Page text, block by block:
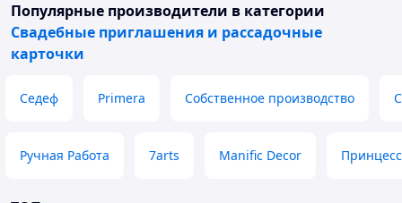
Популярные производители в категории
Свадебные приглашения и рассадочные
карточки
Седеф Primera Собственное производство
Ручная Работа 7arts Manific Decor